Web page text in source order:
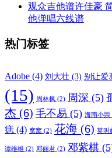
观众吉他谱许佳豪
他弹唱六线谱
热门标签
Adobe (4) 刘大壮 (3) 别让爱
(15) 周林枫 (2) 周深 (5)
杰 (6) 毛不易 (5) 海南小崇
痣 (4) 窝窝 (2) 花海 (6) 莫叫
谭维维 (2) 邓丽君 (2) 邓紫棋